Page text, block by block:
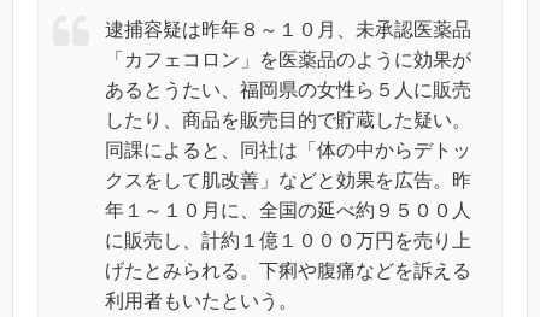
逮捕容疑は昨年８～１０月、未承認医薬品
「カフェコロン」を医薬品のように効果が
あるとうたい、福岡県の女性ら５人に販売
したり、商品を販売目的で貯蔵した疑い。
同課によると、同社は「体の中からデトッ
クスをして肌改善」などと効果を広告。昨
年１～１０月に、全国の延べ約９５００人
に販売し、計約１億１０００万円を売り上
げたとみられる。下痢や腹痛などを訴える
利用者もいたという。